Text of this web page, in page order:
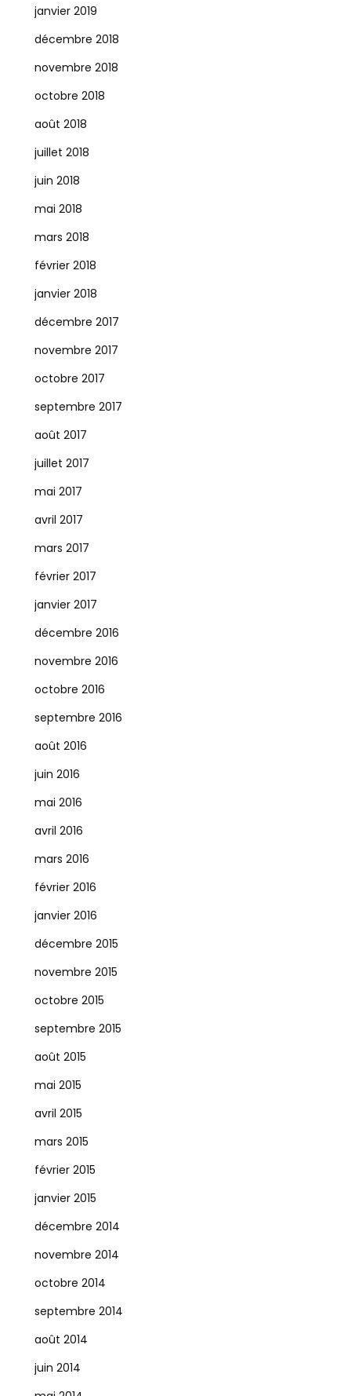
janvier 2019
décembre 2018
novembre 2018
octobre 2018
août 2018
juillet 2018
juin 2018
mai 2018
mars 2018
février 2018
janvier 2018
décembre 2017
novembre 2017
octobre 2017
septembre 2017
août 2017
juillet 2017
mai 2017
avril 2017
mars 2017
février 2017
janvier 2017
décembre 2016
novembre 2016
octobre 2016
septembre 2016
août 2016
juin 2016
mai 2016
avril 2016
mars 2016
février 2016
janvier 2016
décembre 2015
novembre 2015
octobre 2015
septembre 2015
août 2015
mai 2015
avril 2015
mars 2015
février 2015
janvier 2015
décembre 2014
novembre 2014
octobre 2014
septembre 2014
août 2014
juin 2014